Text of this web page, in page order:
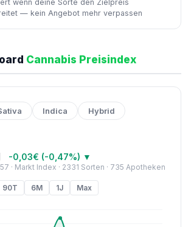
wenn deine Sorte den Zielpreis
— kein Angebot mehr verpassen
Cannabis Preisindex
Indica
Hybrid
-0,03€ (-0,47%) ▼
· Markt Index · 2331 Sorten · 735 Apotheken
90T 6M 1J Max